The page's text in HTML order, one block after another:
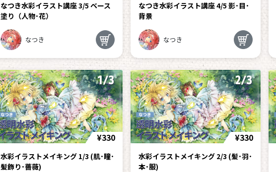
なつき水彩イラスト講座 3/5 ベース
塗り（人物･花）
なつき
なつき水彩イラスト講座 4/5 影･目･
背景
なつき
¥330
水彩イラストメイキング 1/3 (肌･瞳･
髪飾り･薔薇)
¥330
水彩イラストメイキング 2/3 (髪･羽･
本･服)